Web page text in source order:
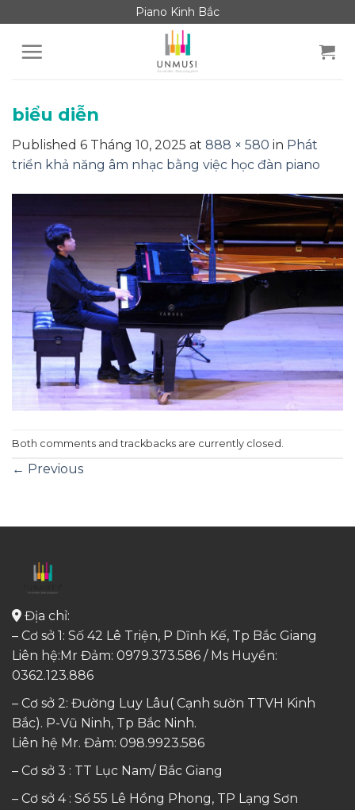
to
content
Piano Kinh Bắc
biểu diễn
Published 6 Tháng 10, 2025 at 888 × 580 in Phát
triển khả năng âm nhạc bằng việc học đàn piano
Both comments and trackbacks are currently closed.
← Previous
Địa chỉ:
– Cơ sở 1: Số 42 Lê Triện, P Dĩnh Kế, Tp Bắc Giang
Liên hệ:Mr Đảm: 0979.373.586 / Ms Huyền:
0362.123.886
– Cơ sở 2: Đường Luy Lâu( Cạnh sườn TTVH Kinh
Bắc). P-Vũ Ninh, Tp Bắc Ninh.
Liên hệ Mr. Đảm: 098.9923.586
– Cơ sở 3 : TT Lục Nam/ Bắc Giang
– Cơ sở 4 : Số 55 Lê Hồng Phong, TP Lạng Sơn